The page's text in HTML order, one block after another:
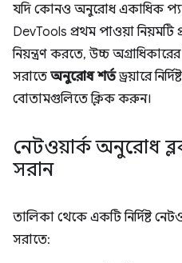
যদি কোনও অনুরোধ একাধিক
DevTools প্রথম পাওয়া নিয়মটি
নিয়ন্ত্রণ করতে, উচ্চ
সরাতে অনুরোধ শর্তড্রয়ারে
বোতামগুলিতে ক্লিক করুন।
নেটওয়ার্ক অনুরোধ
সরান
তালিকা থেকে একটি নির্দিষ্ট
সরাতে: